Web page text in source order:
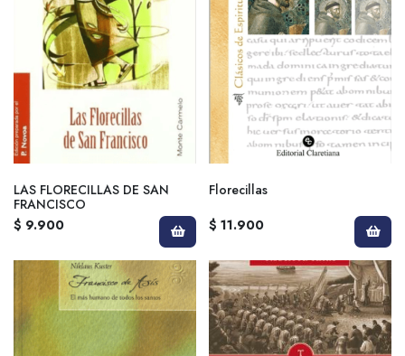
LAS FLORECILLAS DE SAN
FRANCISCO
$ 9.900
Florecillas
$ 11.900